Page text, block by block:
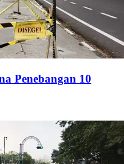
Penebangan 10